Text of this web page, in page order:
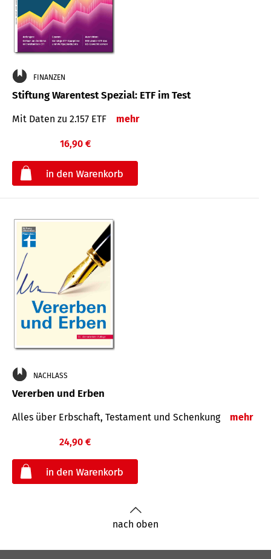
FINANZEN
Stiftung Warentest Spezial: ETF im Test
Mit Daten zu 2.157 ETF mehr
16,90 €
NACHLASS
Vererben und Erben
Alles über Erbschaft, Testament und Schenkung mehr
24,90 €
nach oben